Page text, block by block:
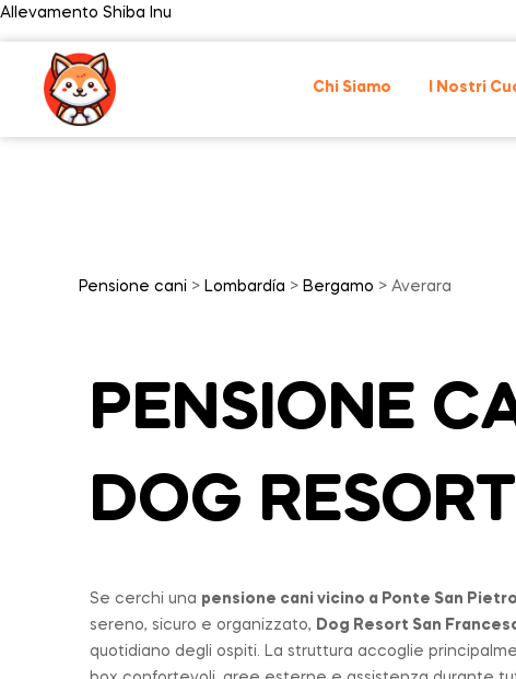
Allevamento Shiba Inu
Chi Siamo I Nostri
Pensione cani > Lombardía > Bergamo > Averara
PENSIONE
DOG RESORT
Se cerchi una pensione cani vicino a Ponte San Pietro
sereno, sicuro e organizzato, Dog Resort San
quotidiano degli ospiti. La struttura accoglie